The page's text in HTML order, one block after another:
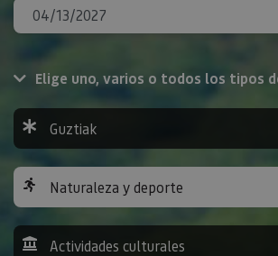
Elige uno, varios o todos los tipos
Guztiak
Naturaleza y deporte
Actividades culturales